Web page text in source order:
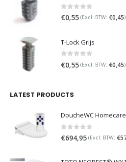
0 out of 5
€0,55 (Excl. BTW: €0,45)
T-Lock Grijs
€0,55 (Excl. BTW: €0,45)
LATEST PRODUCTS
DoucheWC
€694,95 (Excl. BTW: €